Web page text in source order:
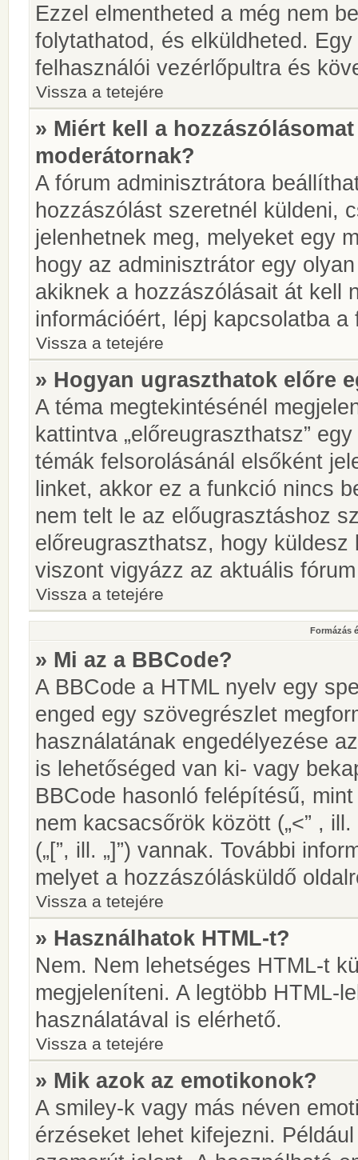
Ezzel elmentheted a még nem
folytathatod, és elküldheted.
felhasználói vezérlőpultra és
Vissza a tetejére
» Miért kell a
moderátornak?
A fórum adminisztrátora
hozzászólást szeretnél küldeni,
jelenhetnek meg, melyeket egy
hogy az adminisztrátor egy
akiknek a hozzászólásait át kell
információért, lépj kapcsolatba
Vissza a tetejére
» Hogyan ugraszthatok előre
A téma megtekintésénél
kattintva „előreugraszthatsz”
témák felsorolásánál elsőként
linket, akkor ez a funkció nincs
nem telt le az előugrasztáshoz
előreugraszthatsz, hogy
viszont vigyázz az aktuális
Vissza a tetejére
Formázás
» Mi az a BBCode?
A BBCode a HTML nyelv egy
enged egy szövegrészlet
használatának engedélyezése
is lehetőséged van ki- vagy
BBCode hasonló felépítésű,
nem kacsacsőrök között („<” ,
(„[”, ill. „]”) vannak. További
melyet a hozzászólásküldő
Vissza a tetejére
» Használhatok HTML-t?
Nem. Nem lehetséges HTML-t
megjeleníteni. A legtöbb HTML-
használatával is elérhető.
Vissza a tetejére
» Mik azok az emotikonok?
A smiley-k vagy más néven
érzéseket lehet kifejezni.